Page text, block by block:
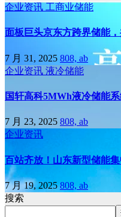
企业资讯 工商业储能
面板巨头京东方跨界储能
7 月 31, 2025 808, ab
企业资讯 液冷储能
国轩高科5MWh液冷储能
7 月 23, 2025 808, ab
企业资讯
百站齐放！山东新型储能
7 月 19, 2025808, ab
搜索